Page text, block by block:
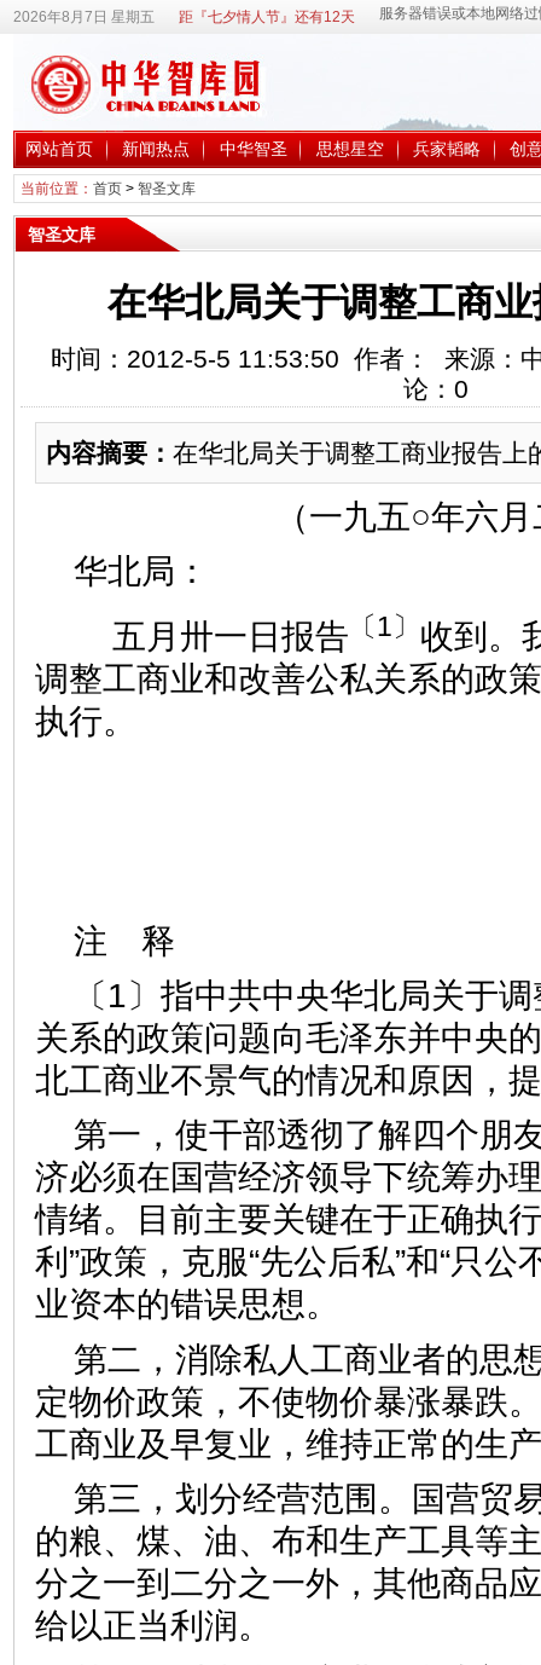
2026年8月7日 星期五 距『七夕情人节』还有12天
网站首页 新闻热点 中华智圣 思想星空 兵家韬略 创
当前位置： 首页> 智圣文库
智圣文库
在华北局关于调整工商
时间：2012-5-5 11:53:50 作者： 来源：
论： 0
内容摘要： 在华北局关于调整工商业报告上
（一九五○年六
华北局：
五月卅一日报告 〔1〕 收到。
调整工商业和改善公私关系的政
执行。
注 释
〔1〕指中共中央华北局关于
关系的政策问题向毛泽东并中央
北工商业不景气的情况和原因，
第一，使干部透彻了解四个朋
济必须在国营经济领导下统筹办
情绪。目前主要关键在于正确执
利”政策，克服“先公后私”和“只公
业资本的错误思想。
第二，消除私人工商业者的思
定物价政策，不使物价暴涨暴跌
工商业及早复业，维持正常的生
第三，划分经营范围。国营贸
的粮、煤、油、布和生产工具等
分之一到二分之一外，其他商品
给以正当利润。